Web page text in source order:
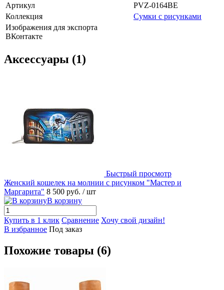
Артикул
PVZ-0164BE
Коллекция
Сумки с рисунками
Изображения для экспорта
ВКонтакте
Аксессуары (1)
Быстрый просмотр
Женский кошелек на молнии с рисунком "Мастер и
Маргарита" 8 500 руб. / шт
В корзину
Купить в 1 клик Сравнение Хочу свой дизайн!
В избранное Под заказ
Похожие товары (6)